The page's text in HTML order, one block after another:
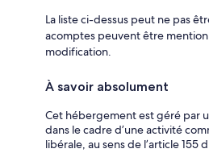
La liste ci-dessus peut ne pas
acomptes peuvent être
modification.
À savoir absolument
Cet hébergement est géré par
dans le cadre d’une activité
libérale, au sens de l’article